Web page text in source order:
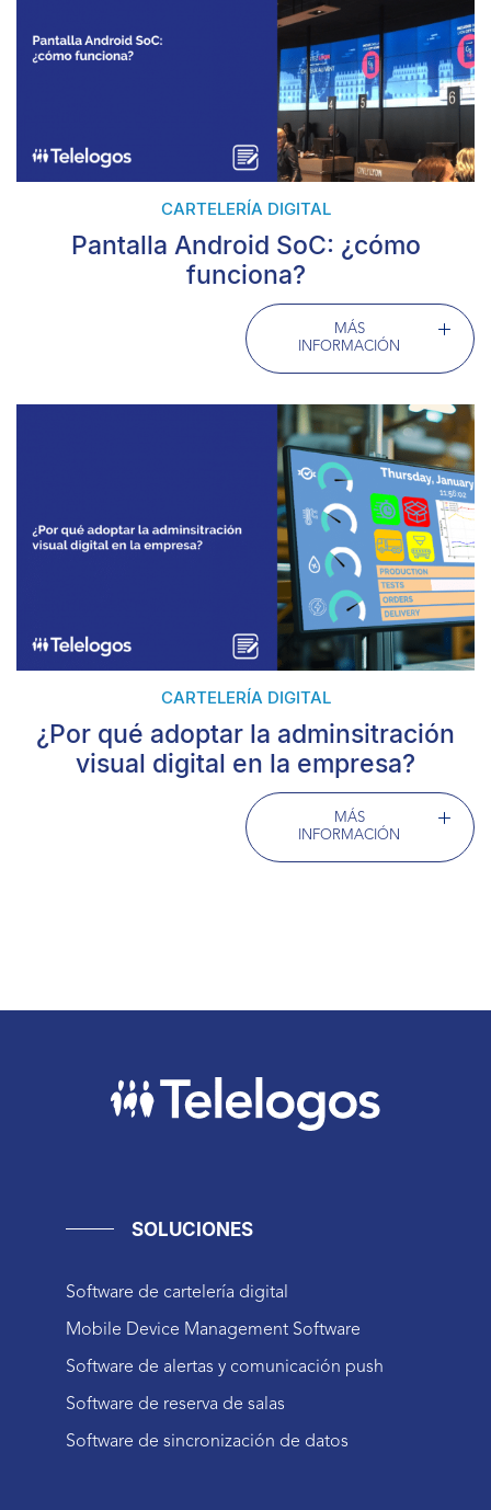
CARTELERÍA DIGITAL
Pantalla Android SoC: ¿cómo
funciona?
MÁS
INFORMACIÓN
CARTELERÍA DIGITAL
¿Por qué adoptar la adminsitración
visual digital en la empresa?
MÁS
INFORMACIÓN
SOLUCIONES
Software de cartelería digital
Mobile Device Management Software
Software de alertas y comunicación push
Software de reserva de salas
Software de sincronización de datos